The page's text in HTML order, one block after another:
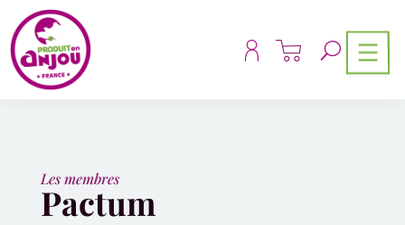
Les membres
Pactum
Panneau de gestion des cookies